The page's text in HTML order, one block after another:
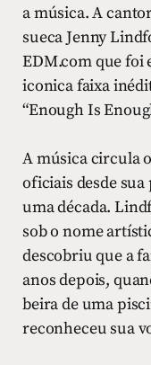
a música. A
sueca Jenny
EDM.com que foi
iconica faixa
“Enough Is
A música circula
oficiais desde
uma década.
sob o nome
descobriu que a
anos depois,
beira de uma
reconheceu sua